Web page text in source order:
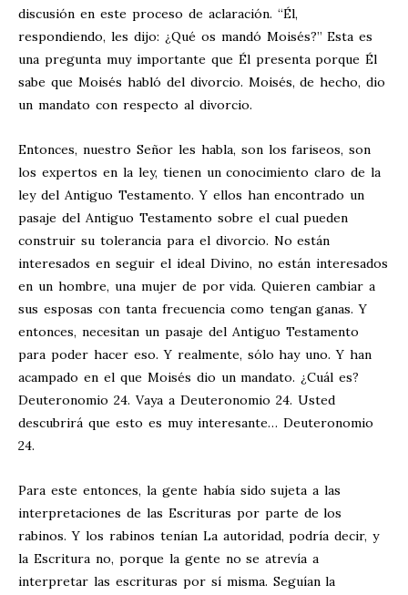
discusión en este proceso de aclaración. “Él,
respondiendo, les dijo: ¿Qué os mandó Moisés?” Esta es
una pregunta muy importante que Él presenta porque Él
sabe que Moisés habló del divorcio. Moisés, de hecho, dio
un mandato con respecto al divorcio.
Entonces, nuestro Señor les habla, son los fariseos, son
los expertos en la ley, tienen un conocimiento claro de la
ley del Antiguo Testamento. Y ellos han encontrado un
pasaje del Antiguo Testamento sobre el cual pueden
construir su tolerancia para el divorcio. No están
interesados en seguir el ideal Divino, no están interesados
en un hombre, una mujer de por vida. Quieren cambiar a
sus esposas con tanta frecuencia como tengan ganas. Y
entonces, necesitan un pasaje del Antiguo Testamento
para poder hacer eso. Y realmente, sólo hay uno. Y han
acampado en el que Moisés dio un mandato. ¿Cuál es?
Deuteronomio 24. Vaya a Deuteronomio 24. Usted
descubrirá que esto es muy interesante… Deuteronomio
24.
Para este entonces, la gente había sido sujeta a las
interpretaciones de las Escrituras por parte de los
rabinos. Y los rabinos tenían La autoridad, podría decir, y
la Escritura no, porque la gente no se atrevía a
interpretar las escrituras por sí misma. Seguían la